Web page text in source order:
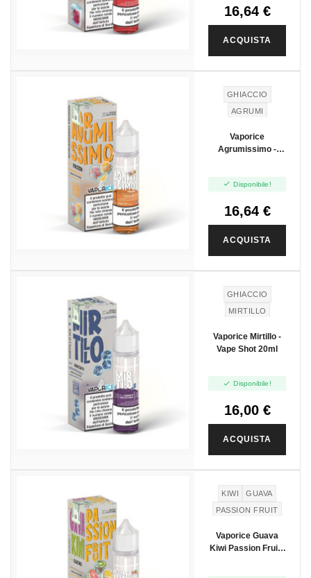
16,64 €
ACQUISTA
GHIACCIO
AGRUMI
Vaporice
Agrumissimo -
 Disponibile!
16,64 €
ACQUISTA
GHIACCIO
MIRTILLO
Vaporice Mirtillo -
Vape Shot 20ml
 Disponibile!
16,00 €
ACQUISTA
KIWI
GUAVA
PASSION FRUIT
Vaporice Guava
Kiwi Passion Fruit -